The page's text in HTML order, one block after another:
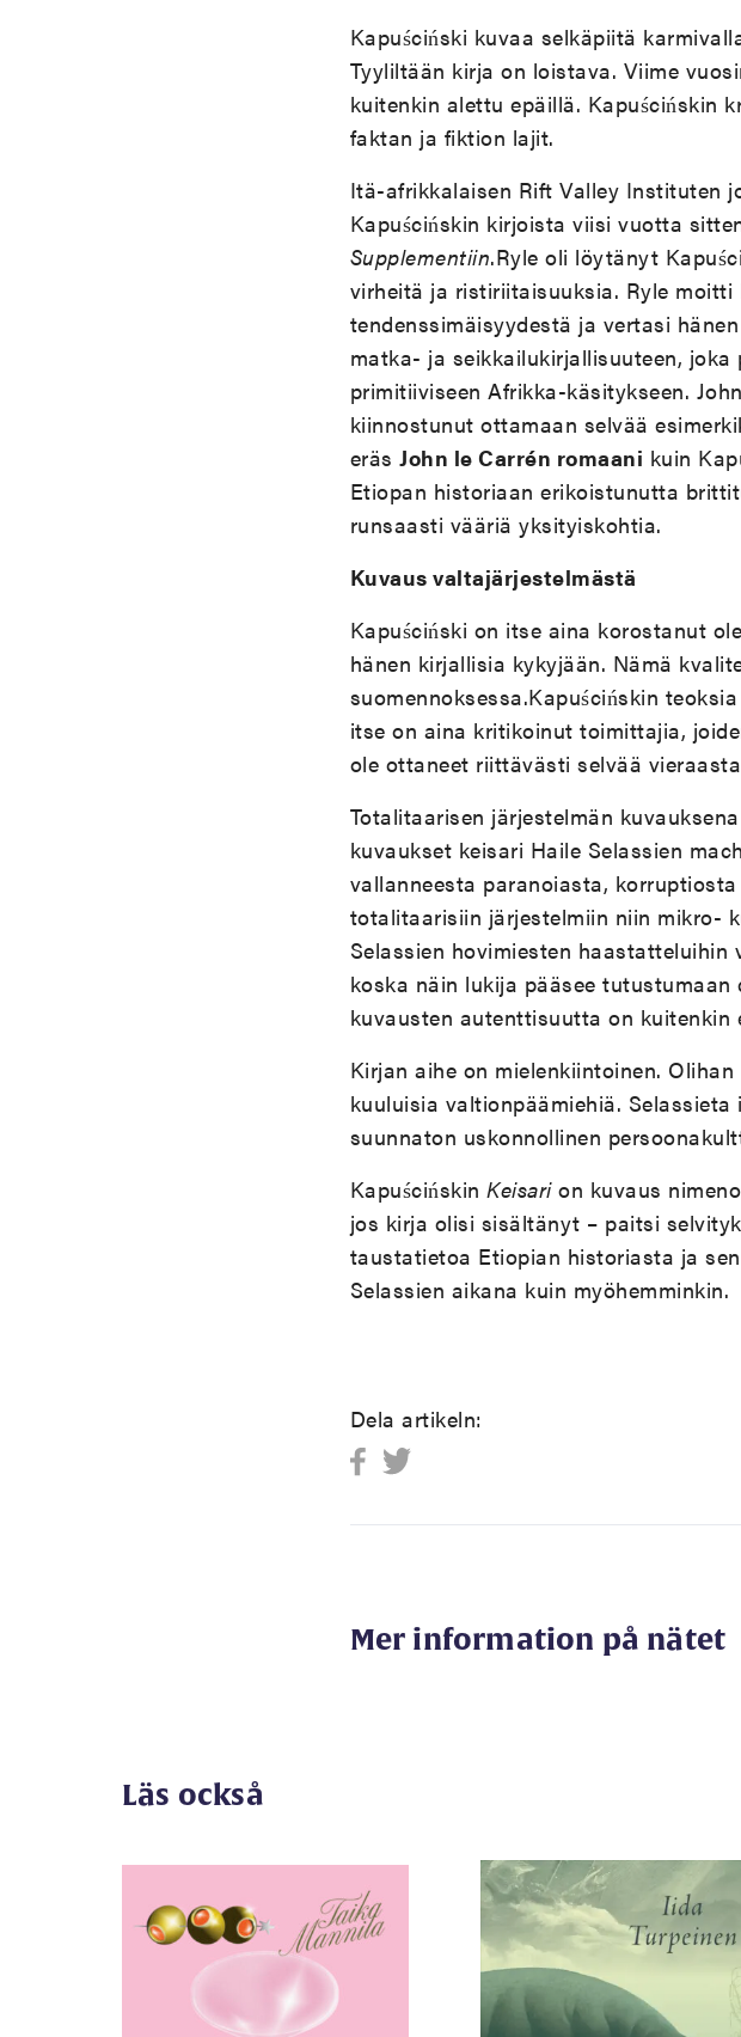
Kapuściński kuvaa selkäpiitä
Tyyliltään kirja on loistava. Viime
kuitenkin alettu epäillä. Kapuścińskin
faktan ja fiktion lajit.
Itä-afrikkalaisen Rift Valley Instituten
Kapuścińskin kirjoista viisi vuotta
Supplementiin.Ryle oli löytänyt
virheitä ja ristiriitaisuuksia. Ryle
tendenssimäisyydestä ja vertasi
matka- ja seikkailukirjallisuuteen,
primitiiviseen Afrikka-käsitykseen.
kiinnostunut ottamaan selvää
eräs John le Carrén romaani kuin
Etiopan historiaan erikoistunutta
runsaasti vääriä yksityiskohtia.
Kuvaus valtajärjestelmästä
Kapuściński on itse aina korostanut
hänen kirjallisia kykyjään. Nämä
suomennoksessa.Kapuścińskin
itse on aina kritikoinut toimittajia,
ole ottaneet riittävästi selvää
Totalitaarisen järjestelmän kuvauksena
kuvaukset keisari Haile Selassien
vallanneesta paranoiasta,
totalitaarisiin järjestelmiin niin mikro-
Selassien hovimiesten haastatteluihin
koska näin lukija pääsee
kuvausten autenttisuutta on kuitenkin
Kirjan aihe on mielenkiintoinen.
kuuluisia valtionpäämiehiä.
suunnaton uskonnollinen
Kapuścińskin Keisarion kuvaus
jos kirja olisi sisältänyt – paitsi
taustatietoa Etiopian historiasta ja
Selassien aikana kuin myöhemminkin.
Dela artikeln:
Mer information på nätet
Läs också